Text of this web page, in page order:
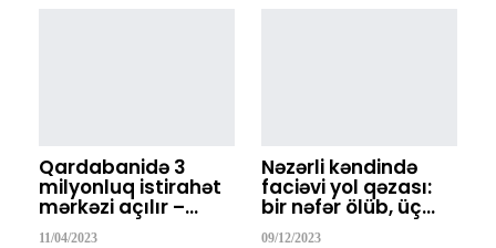
Qardabanidə 3
milyonluq istirahət
mərkəzi açılır –…
11/04/2023
Nəzərli kəndində
faciəvi yol qəzası:
bir nəfər ölüb, üç…
09/12/2023